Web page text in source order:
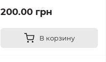
200.00 грн
В корзину